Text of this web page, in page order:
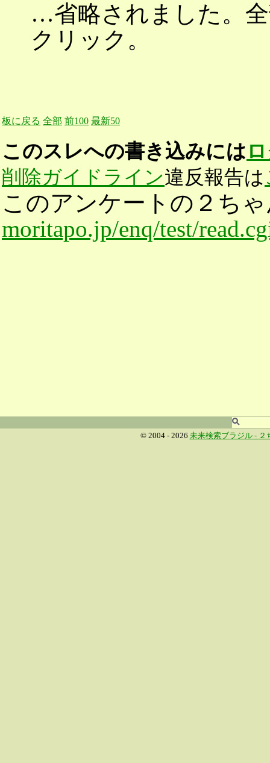
…省略されました。
クリック。
板に戻る 全部 前100 最新50
このスレへの書き込みには
削除ガイドライン違反報告は
このアンケートの２ち
moritapo.jp/enq/test/
© 2004 - 2026 未来検索ブラジル - ２